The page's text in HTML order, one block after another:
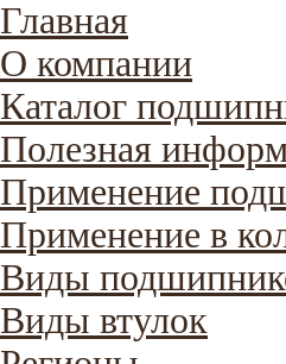
Главная
О компании
Каталог
Полезная
Применение
Применение в
Виды
Виды втулок